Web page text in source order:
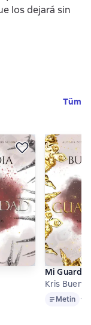
los dejará sin
Tüm
рейтинг 0 на основе 0
Mi
Kris
MetinMetin